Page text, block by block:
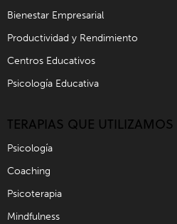
Bienestar Empresarial
Productividad y Rendimiento
Centros Educativos
Psicología Educativa
TERAPIAS QUE UTILIZAMOS
Psicología
Coaching
Psicoterapia
Mindfulness